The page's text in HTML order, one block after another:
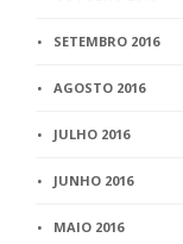
SETEMBRO 2016
AGOSTO 2016
JULHO 2016
JUNHO 2016
MAIO 2016